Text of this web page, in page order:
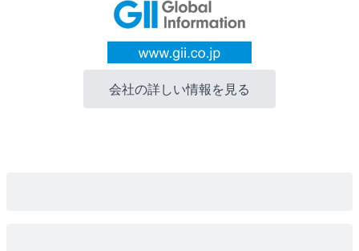
会社の詳しい情報を見る